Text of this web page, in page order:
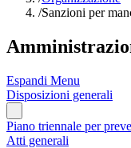
/Sanzioni per
Espandi Menu
Disposizioni generali
Piano triennale per
Atti generali